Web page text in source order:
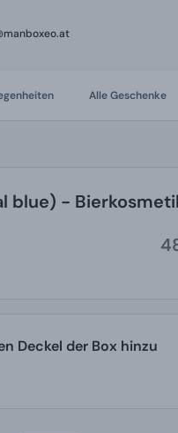
Alle Geschenke
blue) -
Deckel der Box hinzu